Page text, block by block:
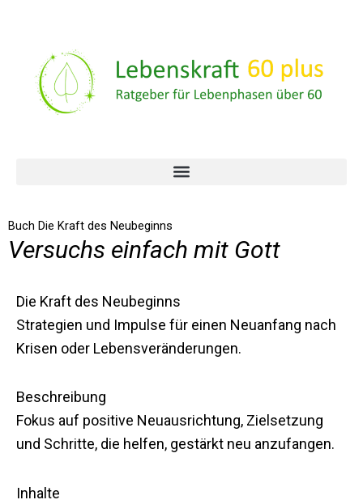
Buch Die Kraft des Neubeginns
Versuchs einfach mit Gott
Die Kraft des Neubeginns
Strategien und Impulse für einen Neuanfang nach
Krisen oder Lebensveränderungen.
Beschreibung
Fokus auf positive Neuausrichtung, Zielsetzung
und Schritte, die helfen, gestärkt neu anzufangen.
Inhalte